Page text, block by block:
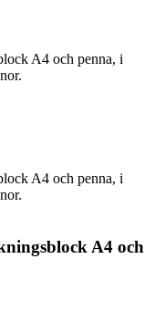
A4 och